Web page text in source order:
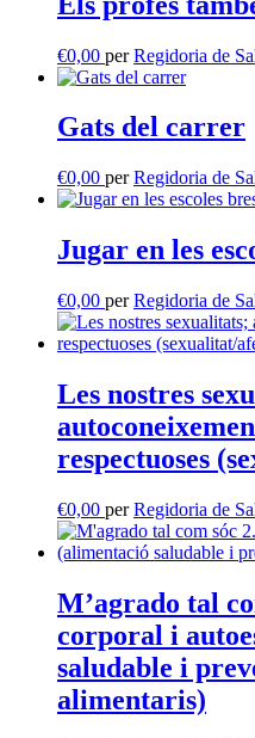
€0,00 perRegidoria de
Gats del carrer
€0,00 perRegidoria de
Jugar en les
€0,00 perRegidoria de
Les nostres
respectuoses
€0,00 perRegidoria de
M’agrado tal
corporal i
saludable i
alimentaris)